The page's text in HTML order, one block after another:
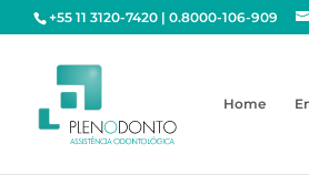
+55 11 3120-7420 | 0.8000-106-909
Home